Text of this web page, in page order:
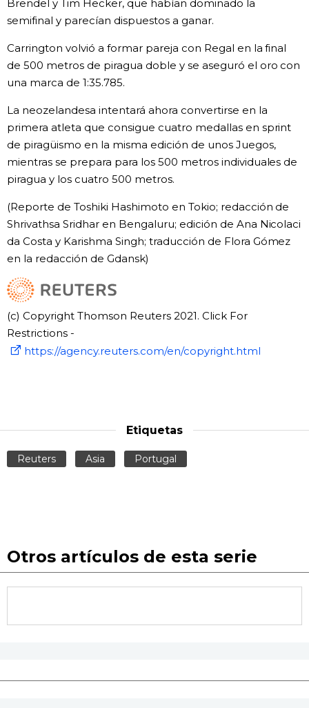
Brendel y Tim Hecker, que habían dominado la
semifinal y parecían dispuestos a ganar.
Carrington volvió a formar pareja con Regal en la final
de 500 metros de piragua doble y se aseguró el oro con
una marca de 1:35.785.
La neozelandesa intentará ahora convertirse en la
primera atleta que consigue cuatro medallas en sprint
de piragüismo en la misma edición de unos Juegos,
mientras se prepara para los 500 metros individuales de
piragua y los cuatro 500 metros.
(Reporte de Toshiki Hashimoto en Tokio; redacción de
Shrivathsa Sridhar en Bengaluru; edición de Ana Nicolaci
da Costa y Karishma Singh; traducción de Flora Gómez
en la redacción de Gdansk)
(c) Copyright Thomson Reuters 2021. Click For
Restrictions -
https://agency.reuters.com/en/copyright.html
Etiquetas
Reuters Asia Portugal
Otros artículos de esta serie